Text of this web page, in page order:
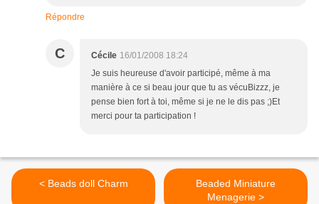
Répondre
C Cécile 16/01/2008 18:24
Je suis heureuse d'avoir participé, même à ma
manière à ce si beau jour que tu as vécuBizzz, je
pense bien fort à toi, même si je ne le dis pas ;)Et
merci pour ta participation !
< Beads doll Charm
Beaded Miniature
Menagerie >